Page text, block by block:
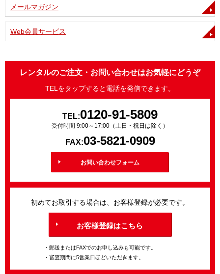
メールマガジン
Web会員サービス
レンタルのご注文・お問い合わせはお気軽にどうぞ
TELをタップすると電話を発信できます。
TEL:0120-91-5809
受付時間 9:00～17:00（土日・祝日は除く）
FAX:03-5821-0909
お問い合わせフォーム
初めてお取引する場合は、お客様登録が必要です。
お客様登録はこちら
・郵送またはFAXでのお申し込みも可能です。
・審査期間に5営業日ほどいただきます。